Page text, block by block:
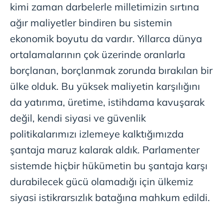
kimi zaman darbelerle milletimizin sırtına
ağır maliyetler bindiren bu sistemin
ekonomik boyutu da vardır. Yıllarca dünya
ortalamalarının çok üzerinde oranlarla
borçlanan, borçlanmak zorunda bırakılan bir
ülke olduk. Bu yüksek maliyetin karşılığını
da yatırıma, üretime, istihdama kavuşarak
değil, kendi siyasi ve güvenlik
politikalarımızı izlemeye kalktığımızda
şantaja maruz kalarak aldık. Parlamenter
sistemde hiçbir hükümetin bu şantaja karşı
durabilecek gücü olamadığı için ülkemiz
siyasi istikrarsızlık batağına mahkum edildi.